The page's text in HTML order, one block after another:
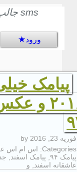
sms جالب
ورود
پیامک
۲۰۱۶ و
فوریه 23, 2016
by
Categories:
اس ام اس
پیامک ۹۴
, پیامک اسفند,
عاشقانه اسفند, و